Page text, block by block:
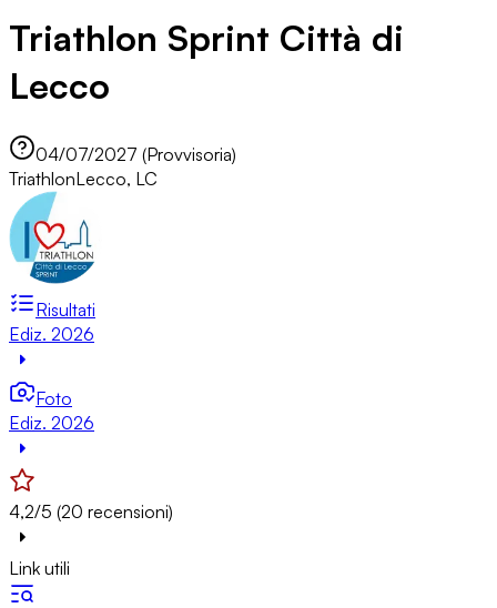
Triathlon Sprint Città di
Lecco
04/07/2027 (Provvisoria)
TriathlonLecco, LC
Risultati
Ediz. 2026
Foto
Ediz. 2026
4,2/5 (20 recensioni)
Link utili